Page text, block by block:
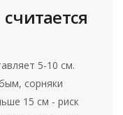
5-10 см.
сорняки
15 см - риск